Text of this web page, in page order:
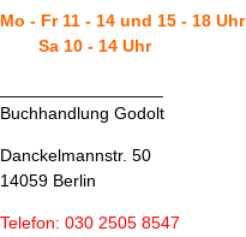
Mo - Fr 11 - 14 und 15 - 18 Uhr
Sa 10 - 14 Uhr
Buchhandlung Godolt
Danckelmannstr. 50
14059 Berlin
Telefon: 030 2505 8547